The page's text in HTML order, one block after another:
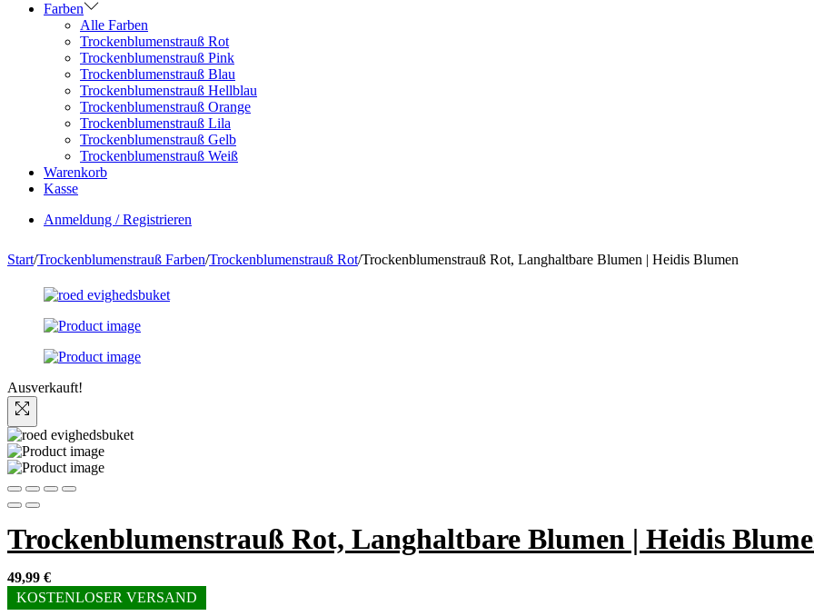
Farben
Alle Farben
Trockenblumenstrauß Rot
Trockenblumenstrauß Pink
Trockenblumenstrauß Blau
Trockenblumenstrauß Hellblau
Trockenblumenstrauß Orange
Trockenblumenstrauß Lila
Trockenblumenstrauß Gelb
Trockenblumenstrauß Weiß
Warenkorb
Kasse
Anmeldung / Registrieren
Start/Trockenblumenstrauß Farben/Trockenblumenstrauß Rot/Trockenblumenstrauß Rot, Langhaltbare Blumen | Heidis Blumen
Ausverkauft!
Trockenblumenstrauß Rot, Langhaltbare Blumen | Heidis
49,99 €
KOSTENLOSER VERSAND